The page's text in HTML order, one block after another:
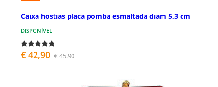
Caixa hóstias placa pomba esmaltada diâm 5,3 cm
DISPONÍVEL
€ 42,90 € 45,90